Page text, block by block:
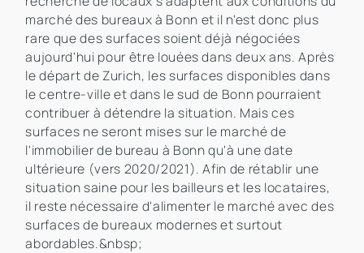
marché des bureaux à Bonn et il n'est donc plus
rare que des surfaces soient déjà négociées
aujourd'hui pour être louées dans deux ans. Après
le départ de Zurich, les surfaces disponibles dans
le centre-ville et dans le sud de Bonn pourraient
contribuer à détendre la situation. Mais ces
surfaces ne seront mises sur le marché de
l'immobilier de bureau à Bonn qu'à une date
ultérieure (vers 2020/2021). Afin de rétablir une
situation saine pour les bailleurs et les locataires,
il reste nécessaire d'alimenter le marché avec des
surfaces de bureaux modernes et surtout
abordables.&nbsp;